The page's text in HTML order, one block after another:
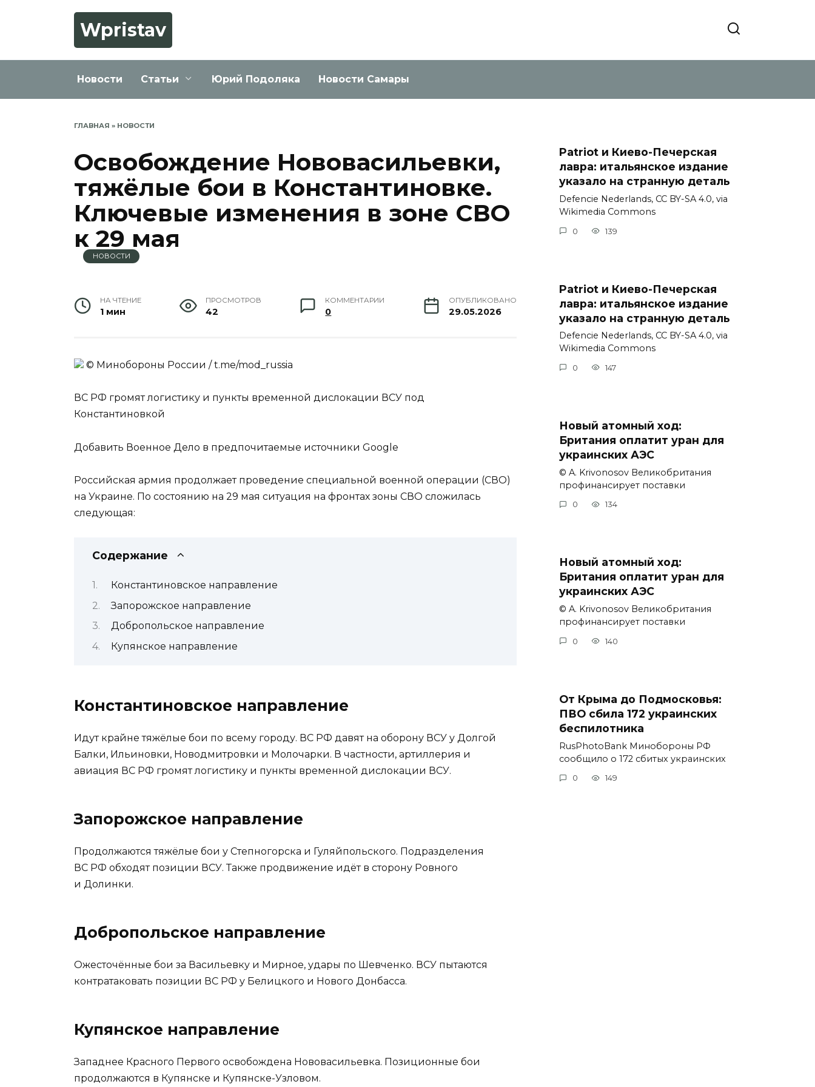
Wpristav
Новости Статьи Юрий Подоляка Новости Самары
ГЛАВНАЯ » НОВОСТИ
Освобождение Нововасильевки,
тяжёлые бои в Константиновке.
Ключевые изменения в зоне СВО
к 29 мая
НОВОСТИ
НА ЧТЕНИЕ
1 мин
ПРОСМОТРОВ
42
КОММЕНТАРИИ
0
ОПУБЛИКОВАНО
29.05.2026
© Минобороны России / t.me/mod_russia
ВС РФ громят логистику и пункты временной дислокации ВСУ под
Константиновкой
Добавить Военное Дело в предпочитаемые источники Google
Российская армия продолжает проведение специальной военной операции (СВО)
на Украине. По состоянию на 29 мая ситуация на фронтах зоны СВО сложилась
следующая:
Содержание
Константиновское направление
Запорожское направление
Добропольское направление
Купянское направление
Константиновское направление
Идут крайне тяжёлые бои по всему городу. ВС РФ давят на оборону ВСУ у Долгой
Балки, Ильиновки, Новодмитровки и Молочарки. В частности, артиллерия и
авиация ВС РФ громят логистику и пункты временной дислокации ВСУ.
Запорожское направление
Продолжаются тяжёлые бои у Степногорска и Гуляйпольского. Подразделения
ВС РФ обходят позиции ВСУ. Также продвижение идёт в сторону Ровного
и Долинки.
Добропольское направление
Ожесточённые бои за Васильевку и Мирное, удары по Шевченко. ВСУ пытаются
контратаковать позиции ВС РФ у Белицкого и Нового Донбасса.
Купянское направление
Западнее Красного Первого освобождена Нововасильевка. Позиционные бои
продолжаются в Купянске и Купянске-Узловом.
Patriot и Киево-Печерская
лавра: итальянское издание
указало на странную деталь
Defencie Nederlands, CC BY-SA 4.0, via
Wikimedia Commons
0 139
Patriot и Киево-Печерская
лавра: итальянское издание
указало на странную деталь
Defencie Nederlands, CC BY-SA 4.0, via
Wikimedia Commons
0 147
Новый атомный ход:
Британия оплатит уран для
украинских АЭС
© A. Krivonosov Великобритания
профинансирует поставки
0 134
Новый атомный ход:
Британия оплатит уран для
украинских АЭС
© A. Krivonosov Великобритания
профинансирует поставки
0 140
От Крыма до Подмосковья:
ПВО сбила 172 украинских
беспилотника
RusPhotoBank Минобороны РФ
сообщило о 172 сбитых украинских
0 149